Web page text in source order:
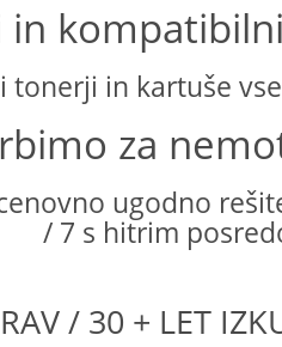
in
tonerji in kartuše
za
ugodno
/ 7 s hitrim
/ 30 + LET